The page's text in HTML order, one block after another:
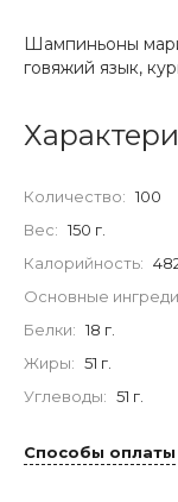
Шампиньоны
говяжий язык,
Количество: 100
Вес: 150 г.
Калорийность:
Основные
Белки: 18 г.
Жиры: 51 г.
Углеводы: 51 г.
Способы оплаты